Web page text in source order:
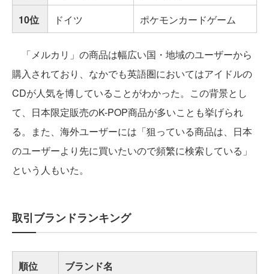
10位
ドイツ ポケモンカードゲーム
「メルカリ」の商品は幅広い国・地域のユーザーから
購入されており、なかでも英語圏においてはアイドルの
CDが人気を博していることがわかった。この背景とし
て、日本限定販売のK-POP商品が多いことも挙げられ
る。また、海外ユーザーには「狙っている商品は、日本
のユーザーより先に買いたいので頻繁に検索している」
という人もいた。
取引ブランドランキング
順位
ブランド名